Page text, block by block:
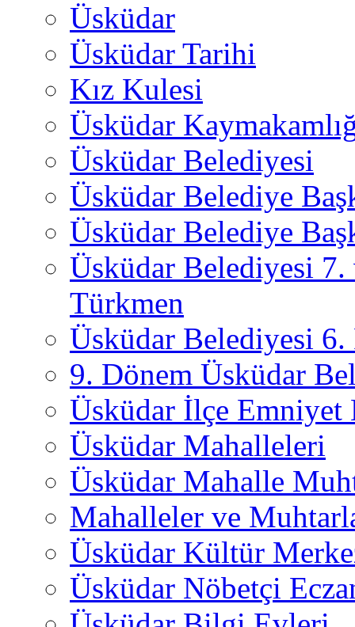
Üsküdar
Üsküdar Tarihi
Kız Kulesi
Üsküdar
Üsküdar Belediyesi
Üsküdar Belediye
Üsküdar Belediye
Üsküdar Belediyesi
Türkmen
Üsküdar Belediyesi 6.
9. Dönem Üsküdar
Üsküdar İlçe
Üsküdar Mahalleleri
Üsküdar Mahalle
Mahalleler ve
Üsküdar Kültür
Üsküdar Nöbetçi